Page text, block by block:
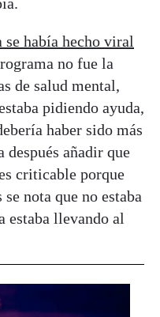
se había hecho viral
no fue la
de salud mental,
pidiendo ayuda,
haber sido más
después añadir que
criticable porque
nota que no estaba
estaba llevando al